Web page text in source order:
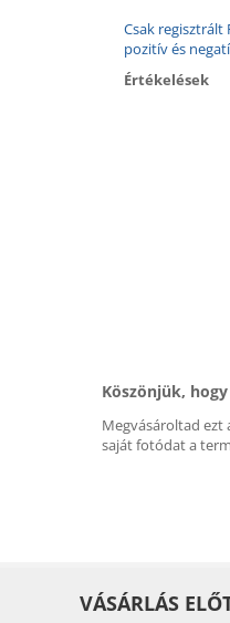
Csak regisztrált
pozitív és
Értékelések
Köszönjük,
Megvásároltad ezt
saját fotódat a
VÁSÁRLÁS